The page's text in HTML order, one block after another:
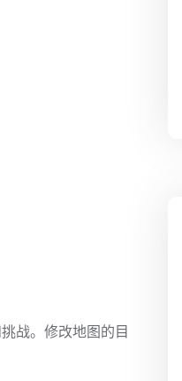
战。修改地图的目